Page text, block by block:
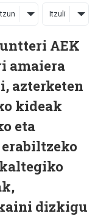
Itzuli
AEK
amaiera
azterketen
kideak
eta
dizkigu